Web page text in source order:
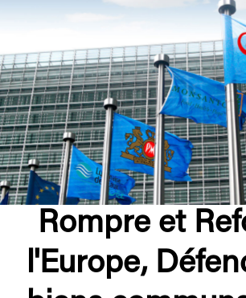
Rompre et
l'Europe,